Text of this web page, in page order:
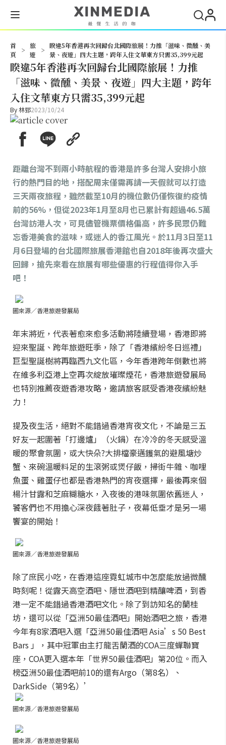
首
頁
>
旅
遊
>
睽違5年香港再次回歸台北國際旅展！力推「滋味、微醺、美
景、夜遊」四大主題，跨年入住文華東方只需35,399元起
睽違5年香港再次回歸台北國際旅展！力推
「滋味、微醺、美景、夜遊」四大主題，跨年
入住文華東方只需35,399元起
By林郅2023/10/24
距離台灣不到兩小時航程的香港是許多台灣人安排小旅
行的熱門目的地，搭配周末僅需再請一天假就可以打造
三天兩夜旅程，雖然截至10月的機位數仍僅恢復約疫情
前的56%，但從2023年1月至8月也已累計有超過46.5萬
台灣訪港人次，可見儘管機票價格偏高，許多民眾仍難
忘香港美食的滋味，或迷人的香江風光。於11月3日至11
月6日登場的台北國際旅展香港館也自2018年後再次盛大
回歸，搶先來看在旅展有哪些優惠的行程值得你入手
吧！
圖來源／香港旅遊發展局
年末將近，代表著愈來愈多活動將陸續登場， 香港即將
迎來聖誕、跨年旅遊旺季，除了「香港繽紛冬日巡禮」
巨型聖誕樹將再臨西九文化區，今年香港跨年倒數也將
在維多利亞港上空再次綻放璀璨煙花，香港旅遊發展局
也特別推薦夜遊香港攻略，邀請旅客感受香港夜繽紛魅
力！
提及夜生活，絕對不能錯過香港宵夜文化，不論是三五
好友一起圍著「打邊爐」（火鍋）在冷冷的冬天感受溫
暖的聚會氛圍，或大快朵?大排檔豪邁鑊氣的避風塘炒
蟹、來碗溫暖料足的生滾粥或煲仔飯，掃街牛雜、咖哩
魚蛋、雞蛋仔也都是香港熱門的宵夜選擇，最後再來個
楊汁甘露和芝麻糊糖水，入夜後的港味氛圍依舊迷人，
饕客們也不用擔心深夜餓著肚子，夜幕低垂才是另一場
饗宴的開始！
圖來源／香港旅遊發展局
除了庶民小吃，在香港這座霓虹城市中怎麼能放過微醺
時刻呢！ 從露天高空酒吧、隱世酒吧到精釀啤酒，到香
港一定不能錯過香港酒吧文化。除了到訪知名的蘭桂
坊，還可以從「亞洲50最佳酒吧」開始酒吧之旅，香港
今年有8家酒吧入選「亞洲50最佳酒吧 Asia’s 50 Best
Bars 」，其中冠軍由主打龍舌蘭酒的COA三度蟬聯寶
座，COA更入選本年「世界50最佳酒吧」第20位。而入
榜亞洲50最佳酒吧前10的還有Argo（第8名）、
DarkSide（第9名）’
圖來源／香港旅遊發展局
圖來源／香港旅遊發展局